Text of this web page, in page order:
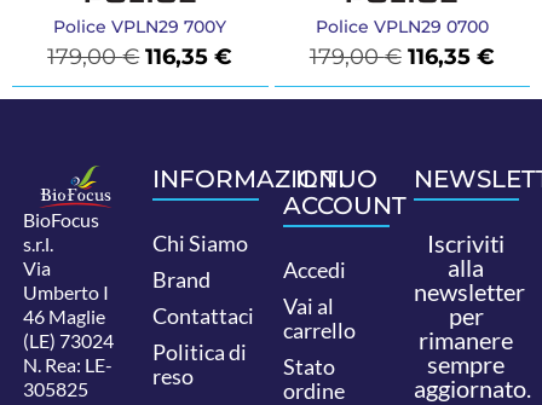
Police VPLN29 700Y
179,00€ 116,35€
Police VPLN29 0700
179,00€ 116,35 €
BioFocus
s.r.l.
Via
Umberto I
46 Maglie
(LE) 73024
N. Rea: LE-
305825
INFORMAZIONI
Chi Siamo
Brand
Contattaci
Politica di
reso
IL TUO
ACCOUNT
Accedi
Vai al
carrello
Stato
ordine
Iscriviti
alla
newsletter
per
rimanere
sempre
aggiornato.